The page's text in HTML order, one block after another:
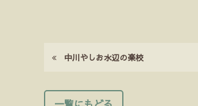
中川やしお水辺の楽校
一覧にもどる